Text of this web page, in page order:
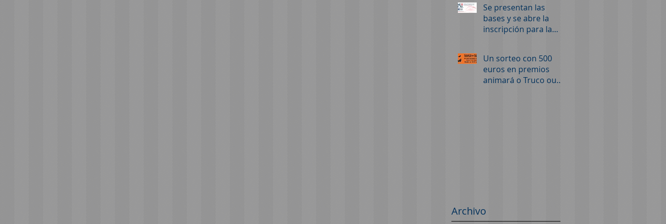
Se presentan las
bases y se abre la
inscripción para la
SECAL 2025
Un sorteo con 500
euros en premios
animará o Truco ou
trato de Lugo
Monumental
Archivo